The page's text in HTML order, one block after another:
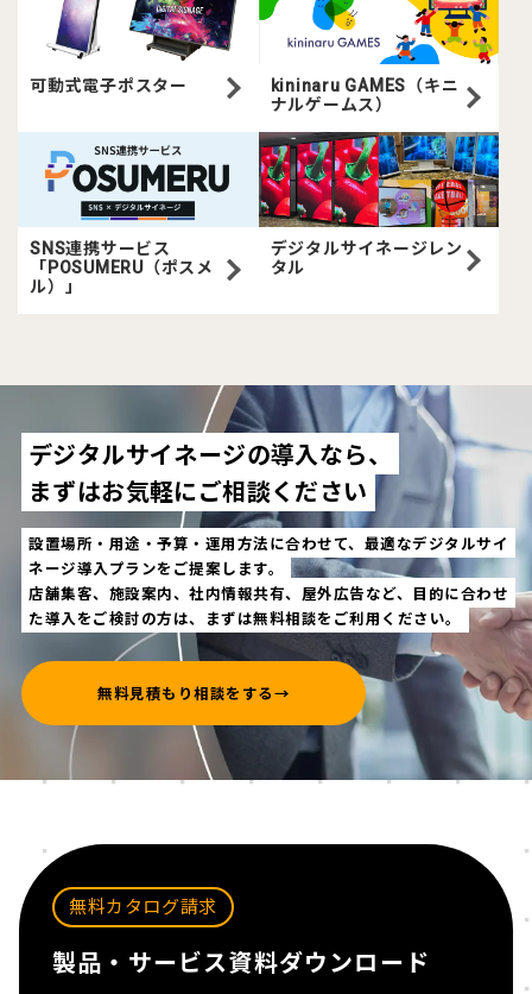
可動式電子ポスター
kininaru GAMES（キニ
ナルゲームス）
SNS連携サービス
「POSUMERU（ポスメ
ル）」
デジタルサイネージレン
タル
デジタルサイネージの導入なら、
まずはお気軽にご相談ください
設置場所・用途・予算・運用方法に合わせて、最適なデジタルサイ
ネージ導入プランをご提案します。
店舗集客、施設案内、社内情報共有、屋外広告など、目的に合わせ
た導入をご検討の方は、まずは無料相談をご利用ください。
無料見積もり相談をする→
無料カタログ請求
製品・サービス資料ダウンロード